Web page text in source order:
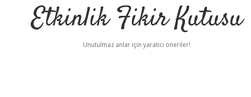
Etkinlik Fikir Kutusu
Unutulmaz anlar için yaratıcı öneriler!